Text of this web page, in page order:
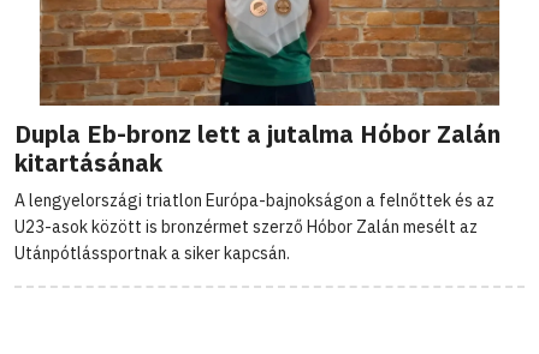
Dupla Eb-bronz lett a jutalma Hóbor Zalán
kitartásának
A lengyelországi triatlon Európa-bajnokságon a felnőttek és az
U23-asok között is bronzérmet szerző Hóbor Zalán mesélt az
Utánpótlássportnak a siker kapcsán.